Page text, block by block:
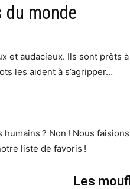
du monde
et audacieux. Ils sont
les aident à s’agripper…
? Non ! Nous
liste de favoris !
Les